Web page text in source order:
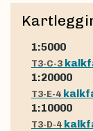
1:5000
T3-C-3
1:20000
T3-E-4
1:10000
T3-D-4